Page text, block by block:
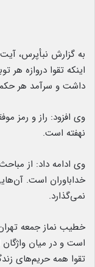
به گزارش نبأپرس،
اینکه تقوا دروازه
داشت و سرآمد هر
وی افزود: راز و رمز
نهفته است.
وی ادامه داد: از
خداباوران است.
نمی‌گذارد.
خطیب نماز جمعه
است و در میان واژگان
تقوا همه حریم‌های